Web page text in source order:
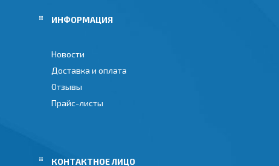
ИНФОРМАЦИЯ
Новости
Доставка и оплата
Отзывы
Прайс-листы